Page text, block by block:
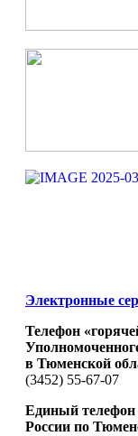
Электронные
Телефон
в Тюменской
(3452) 55-67-07
Единый
России по